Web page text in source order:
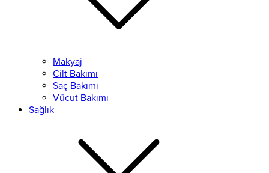
Makyaj
Cilt Bakımı
Saç Bakımı
Vücut Bakımı
Sağlık